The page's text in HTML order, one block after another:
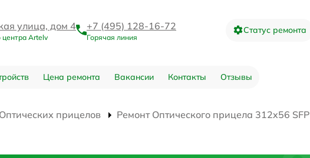
улица, дом 4
центра Artelv
+7 (495) 128-16-72
Горячая линия
Статус ремонта
Цена ремонта Вакансии Контакты Отзывы
прицелов
Ремонт Оптического прицела 312x56 SFP